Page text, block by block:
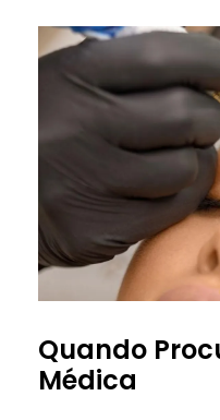
Quando
Médica